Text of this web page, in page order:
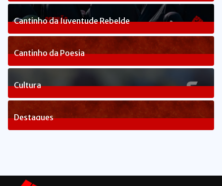
240Posts
Cantinho da Juventude Rebelde
3Posts
Cantinho da Poesia
1Posts
Cultura
83Posts
Destaques